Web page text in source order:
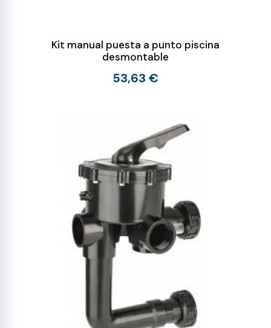
Kit manual puesta a punto piscina
desmontable
53,63 €